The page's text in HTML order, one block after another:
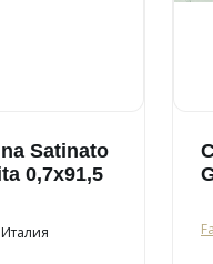
Satinato
0,7x91,5
Италия